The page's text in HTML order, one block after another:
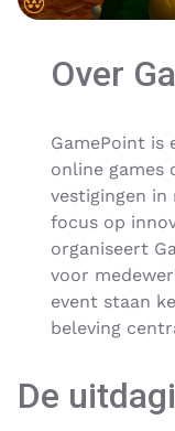
Over
GamePoint is
online
vestigingen in
focus op
organiseert
voor
event staan
beleving
De